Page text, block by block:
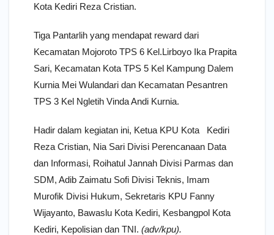
Kota Kediri Reza Cristian.
Tiga Pantarlih yang mendapat reward dari
Kecamatan Mojoroto TPS 6 Kel.Lirboyo Ika Prapita
Sari, Kecamatan Kota TPS 5 Kel Kampung Dalem
Kurnia Mei Wulandari dan Kecamatan Pesantren
TPS 3 Kel Ngletih Vinda Andi Kurnia.
Hadir dalam kegiatan ini, Ketua KPU Kota Kediri
Reza Cristian, Nia Sari Divisi Perencanaan Data
dan Informasi, Roihatul Jannah Divisi Parmas dan
SDM, Adib Zaimatu Sofi Divisi Teknis, Imam
Murofik Divisi Hukum, Sekretaris KPU Fanny
Wijayanto, Bawaslu Kota Kediri, Kesbangpol Kota
Kediri, Kepolisian dan TNI. (adv/kpu).